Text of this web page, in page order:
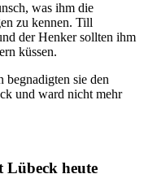
was ihm die
zu kennen. Till
der Henker sollten ihm
küssen.
begnadigten sie den
und ward nicht mehr
Lübeck heute